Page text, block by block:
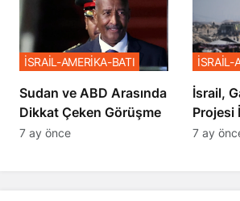
Sudan ve ABD Arasında
Dikkat Çeken Görüşme
İSRAİL-AMERİKA-BATI
7 ay önce
İsrail,
Projesi
Geçti
İSRAİL-
7 ay